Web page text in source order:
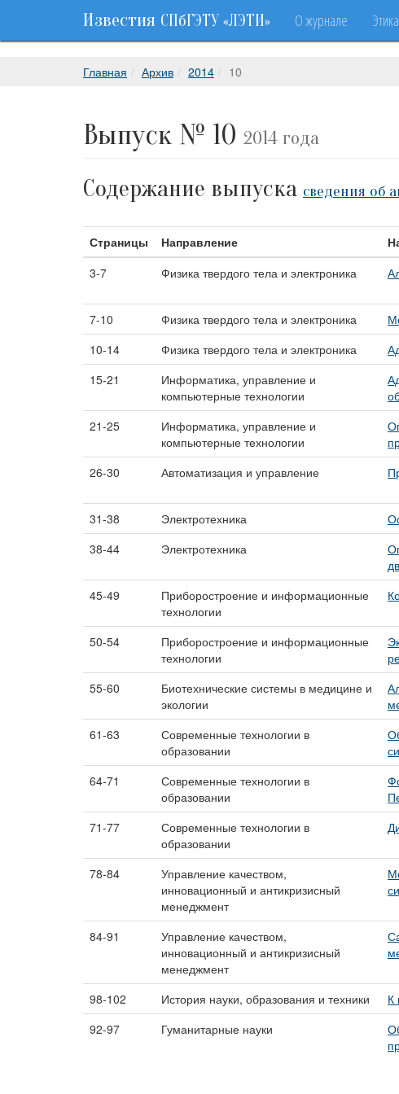
Известия СПбГЭТУ «ЛЭТИ» О журнале
Главная Архив 2014 10
Выпуск № 10 2014 года
Содержание выпуска сведения об
Страницы Направление
3-7
Физика твердого тела и электроника
7-10
Физика твердого тела и электроника
10-14
Физика твердого тела и электроника
15-21
Информатика, управление и
компьютерные технологии
21-25
Информатика, управление и
компьютерные технологии
26-30
Автоматизация и управление
31-38
Электротехника
38-44
Электротехника
45-49
Приборостроение и информационные
технологии
50-54
Приборостроение и информационные
технологии
55-60
Биотехнические системы в медицине и
экологии
61-63
Современные технологии в
образовании
64-71
Современные технологии в
образовании
71-77
Современные технологии в
образовании
78-84
Управление качеством,
инновационный и антикризисный
менеджмент
84-91
Управление качеством,
инновационный и антикризисный
менеджмент
98-102 История науки, образования и техники К
92-97
Гуманитарные науки